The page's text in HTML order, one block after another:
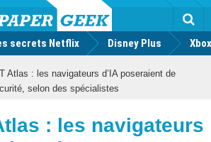
secrets Netflix Disney Plus
Atlas : les navigateurs d’IA poseraient de
selon des spécialistes
: les navigateurs
FacebookTwitter Youtube